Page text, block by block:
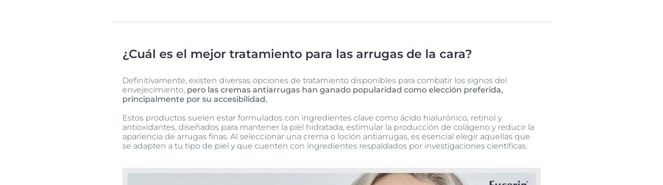
¿Cuál es el mejor tratamiento para las arrugas de la cara?
Definitivamente, existen diversas opciones de tratamiento disponibles para combatir los signos del
envejecimiento, pero las cremas antiarrugas han ganado popularidad como elección preferida,
principalmente por su accesibilidad.
Estos productos suelen estar formulados con ingredientes clave como ácido hialurónico, retinol y
antioxidantes, diseñados para mantener la piel hidratada, estimular la producción de colágeno y reducir la
apariencia de arrugas finas. Al seleccionar una crema o loción antiarrugas, es esencial elegir aquellas que
se adapten a tu tipo de piel y que cuenten con ingredientes respaldados por investigaciones científicas.